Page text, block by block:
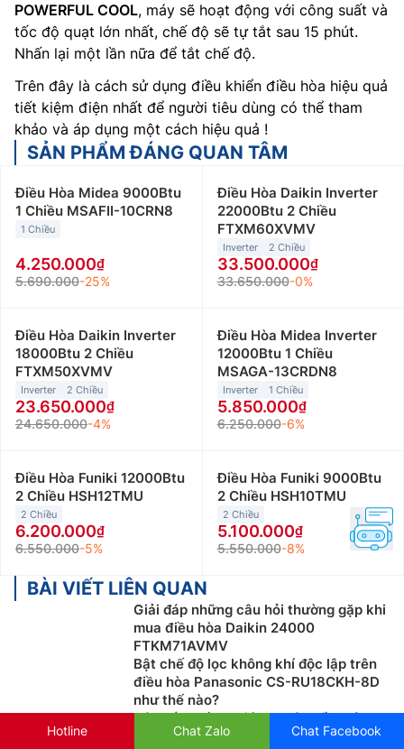
POWERFUL COOL, máy sẽ hoạt động với công suất và
tốc độ quạt lớn nhất, chế độ sẽ tự tắt sau 15 phút.
Nhấn lại một lần nữa để tắt chế độ.
Trên đây là cách sử dụng điều khiển điều hòa hiệu quả
tiết kiệm điện nhất để người tiêu dùng có thể tham
khảo và áp dụng một cách hiệu quả !
SẢN PHẨM ĐÁNG QUAN TÂM
Điều Hòa Midea 9000Btu
1 Chiều MSAFII-10CRN8
1 Chiều
4.250.000
5.690.000-25%
Điều Hòa Daikin Inverter
22000Btu 2 Chiều
FTXM60XVMV
Inverter 2 Chiều
33.500.000
33.650.000-0%
Điều Hòa Daikin Inverter
18000Btu 2 Chiều
FTXM50XVMV
Inverter 2 Chiều
23.650.000
24.650.000-4%
Điều Hòa Midea Inverter
12000Btu 1 Chiều
MSAGA-13CRDN8
Inverter 1 Chiều
5.850.000
6.250.000-6%
Điều Hòa Funiki 12000Btu
2 Chiều HSH12TMU
2 Chiều
6.200.000
6.550.000-5%
Điều Hòa Funiki 9000Btu
2 Chiều HSH10TMU
2 Chiều
5.100.000
5.550.000-8%
BÀI VIẾT LIÊN QUAN
Giải đáp những câu hỏi thường gặp khi
mua điều hòa Daikin 24000
FTKM71AVMV
Bật chế độ lọc không khí độc lập trên
điều hòa Panasonic CS-RU18CKH-8D
như thế nào?
Hệ thống luồng gió 3D trên điều hòa
Daikin FTKM35AVMV giúp làm lạnh
Hotline Chat Zalo Chat Facebook